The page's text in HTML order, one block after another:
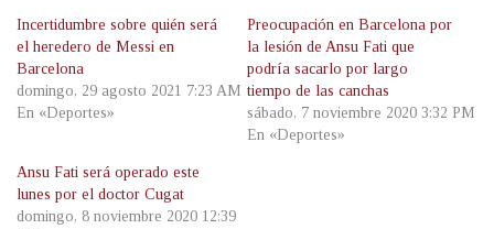
Incertidumbre sobre quién será
el heredero de Messi en
Barcelona
domingo, 29 agosto 2021 7:23 AM
En «Deportes»
Preocupación en Barcelona por
la lesión de Ansu Fati que
podría sacarlo por largo
tiempo de las canchas
sábado, 7 noviembre 2020 3:32 PM
En «Deportes»
Ansu Fati será operado este
lunes por el doctor Cugat
domingo, 8 noviembre 2020 12:39